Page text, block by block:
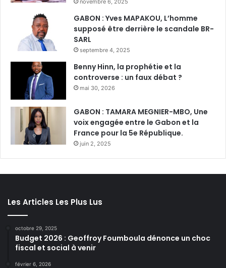
GABON : Yves MAPAKOU, L’homme
supposé être derrière le scandale BR-
SARL
septembre 4, 2025
Benny Hinn, la prophétie et la
controverse : un faux débat ?
mai 30, 2026
GABON : TAMARA MEGNIER-MBO, Une
voix engagée entre le Gabon et la
France pour la 5e République.
juin 2, 2025
Les Articles Les Plus Lus
octobre 29, 2025
Budget 2026 : Geoffroy Foumboula dénonce un choc
fiscal et social à venir
février 6, 2026